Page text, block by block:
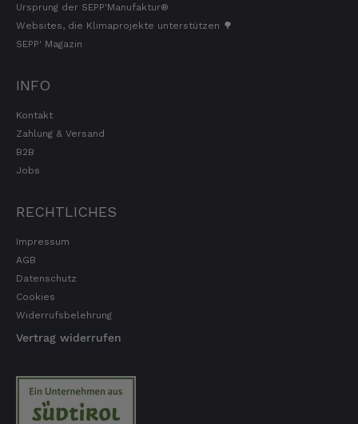
Ursprung der SEPP'Manufaktur®
Websites, die Klimaprojekte unterstützen 🌳
SEPP' Magazin
INFO
Kontakt
Zahlung & Versand
B2B
Jobs
RECHTLICHES
Impressum
AGB
Datenschutz
Cookies
Widerrufsbelehrung
Vertrag widerrufen